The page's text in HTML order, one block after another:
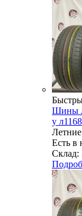
Шины
у л1168
Есть в